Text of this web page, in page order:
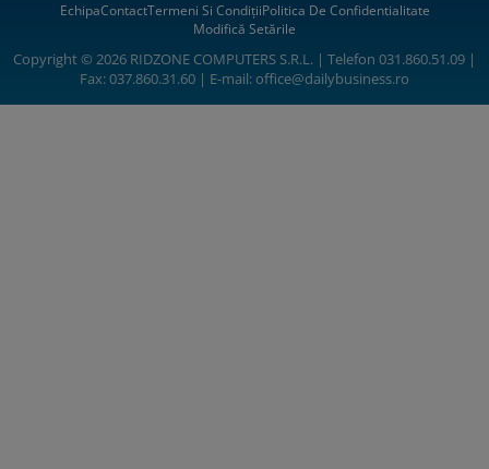
EchipaContactTermeni Si CondițiiPolitica De Confidentialitate
Modifică Setările
Copyright © 2026 RIDZONE COMPUTERS S.R.L. | Telefon 031.860.51.09 |
Fax: 037.860.31.60 | E-mail:office@dailybusiness.ro